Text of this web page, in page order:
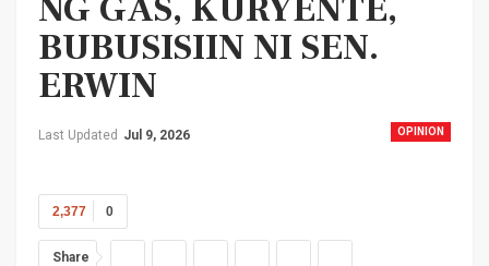
BUBUSISIIN NI SEN.
ERWIN
OPINION
Last Updated Jul 9, 2026
0
2,377
Share